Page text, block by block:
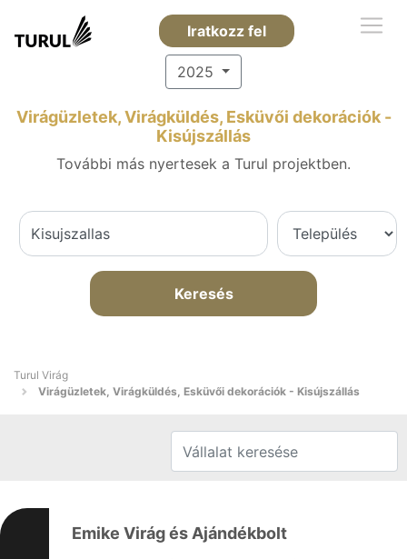
Iratkozz fel
2025
Virágüzletek, Virágküldés, Esküvői dekorációk -
Kisújszállás
További más nyertesek a Turul projektben.
Keresés
Turul Virág
Virágüzletek, Virágküldés, Esküvői dekorációk - Kisújszállás
Emike Virág és Ajándékbolt